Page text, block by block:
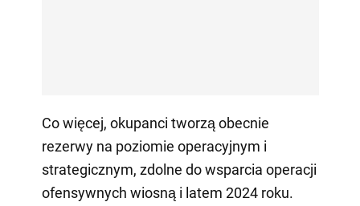
Co więcej, okupanci tworzą obecnie
rezerwy na poziomie operacyjnym i
strategicznym, zdolne do wsparcia operacji
ofensywnych wiosną i latem 2024 roku.